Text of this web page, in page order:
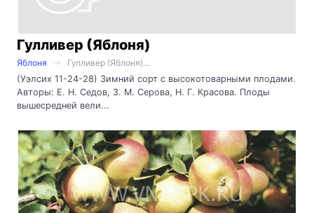
Гулливер (Яблоня)
Яблоня
Гулливер (Яблоня)...
(Уэлсих 11-24-28) Зимний сорт с высокотоварными плодами.
Авторы: Е. Н. Седов, 3. М. Серова, Н. Г. Красова. Плоды
вышесредней вели...